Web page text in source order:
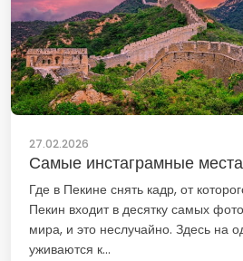
27.02.2026
Самые инстаграмные
Где в Пекине снять кадр, от
Пекин входит в десятку самых
мира, и это неслучайно. Здесь на
уживаются к...